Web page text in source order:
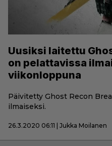
Uusiksi laitettu
on pelattavissa
viikonloppuna
Päivitetty Ghost Recon
ilmaiseksi.
26.3.2020 06:11 | Jukka Moilanen